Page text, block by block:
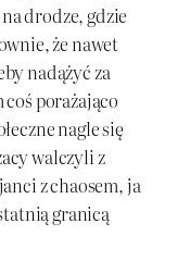
drodze, gdzie
że nawet
nadążyć za
porażająco
nagle się
walczyli z
z chaosem, ja
granicą